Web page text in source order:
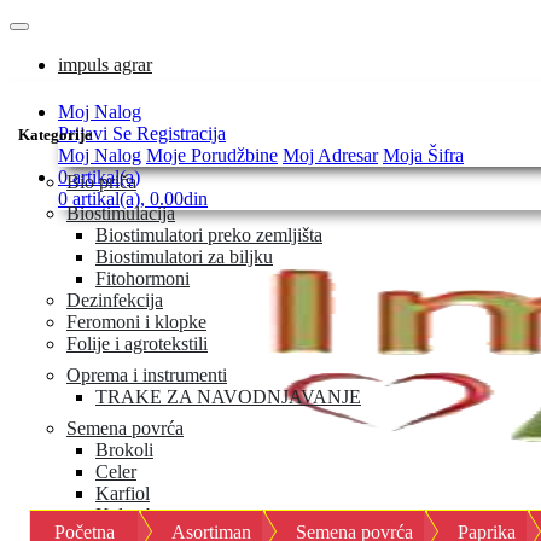
impuls agrar
Kategorije
Bio priča
Biostimulacija
Biostimulatori preko zemljišta
Biostimulatori za biljku
Fitohormoni
Dezinfekcija
Feromoni i klopke
Folije i agrotekstili
Oprema i instrumenti
TRAKE ZA NAVODNJAVANJE
Semena povrća
Brokoli
Celer
Karfiol
Keleraba
Moj Nalog
Prijavi Se Registracija
Moj Nalog Moje Porudžbine Moj Adresar Moja Šifra
0 artikal(a)
0 artikal(a), 0.00din
Početna Asortiman Semena povrća Paprika